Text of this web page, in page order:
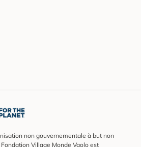
non gouvernementale à but non
Village Monde Vaolo est